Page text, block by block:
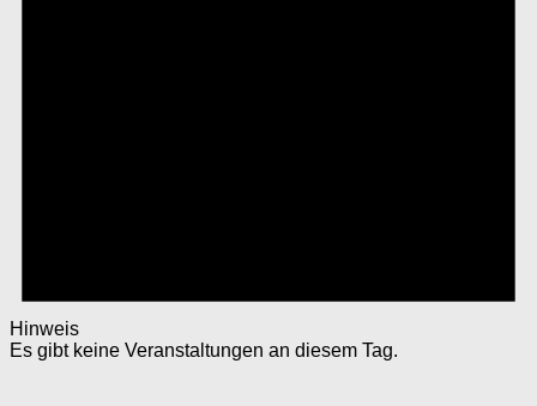
Hinweis
Es gibt keine Veranstaltungen an diesem Tag.